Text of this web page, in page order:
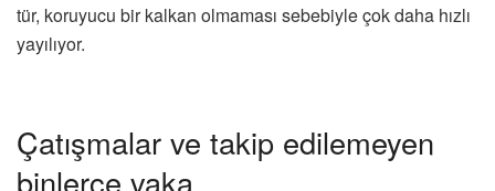
tür, koruyucu bir kalkan olmaması sebebiyle çok daha hızlı
yayılıyor.
Çatışmalar ve takip edilemeyen
binlerce vaka